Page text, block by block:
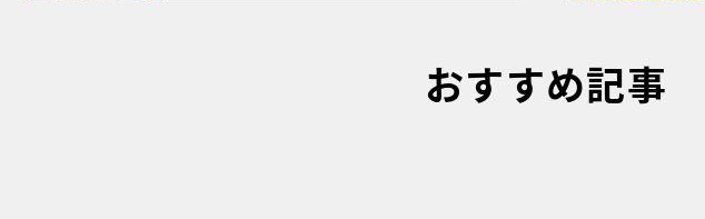
おすすめ記事